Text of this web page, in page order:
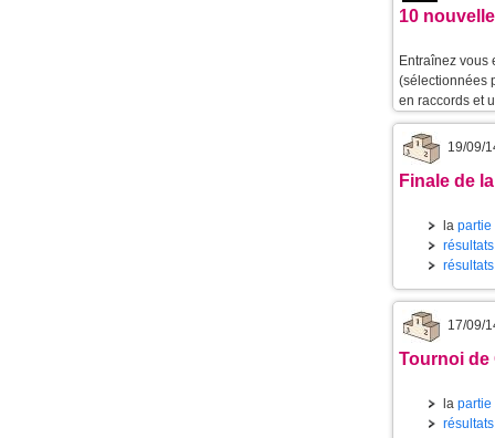
10
Entraînez vous
(sélectionnées
en raccords et
19/09/
Finale de
la partie
17/09/
Tournoi de
la partie